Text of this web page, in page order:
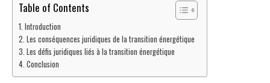
Table of Contents
Introduction
Les conséquences juridiques de la transition énergétique
Les défis juridiques liés à la transition énergétique
Conclusion